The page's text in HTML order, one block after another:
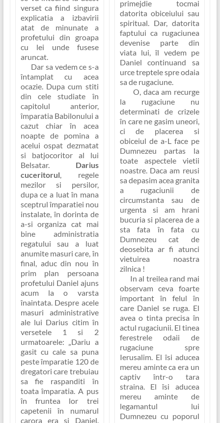
verset ca fiind singura
explicatia a izbavirii
atat de minunate a
profetului din groapa
cu lei unde fusese
aruncat.
Dar sa vedem ce s-a
întamplat cu acea
ocazie. Dupa cum stiti
din cele studiate în
capitolul anterior,
împaratia Babilonului a
cazut chiar în acea
noapte de pomina a
acelui ospat dezmatat
si batjocoritor al lui
Belsatar. Darius
cuceritorul, regele
mezilor si persilor,
dupa ce a luat în mana
sceptrul împaratiei nou
instalate, în dorinta de
a-si organiza cat mai
bine administratia
regatului sau a luat
anumite masuri care, în
final, aduc din nou în
prim plan persoana
profetului Daniel ajuns
acum la o varsta
înaintata. Despre acele
masuri administrative
ale lui Darius citim în
versetele 1 si 2
urmatoarele: „Dariu a
gasit cu cale sa puna
peste împaratie 120 de
dregatori care trebuiau
sa fie raspanditi în
toata împaratia. A pus
în fruntea lor trei
capetenii în numarul
carora era si Daniel.
primejdie tocmai
datorita obiceiului sau
spiritual. Dar, datorita
faptului ca rugaciunea
devenise parte din
viata lui, îl vedem pe
Daniel continuand sa
urce treptele spre odaia
sa de rugaciune.
O, daca am recurge
la rugaciune nu
determinati de crizele
în care ne gasim uneori,
ci de placerea si
obiceiul de a-L face pe
Dumnezeu partas la
toate aspectele vietii
noastre. Daca am reusi
sa depasim acea granita
a rugaciunii de
circumstanta sau de
urgenta si am hrani
bucuria si placerea de a
sta fata în fata cu
Dumnezeu cat de
deosebita ar fi atunci
vietuirea noastra
zilnica !
In al treilea rand mai
observam ceva foarte
important în felul în
care Daniel se ruga. El
avea o tinta precisa în
actul rugaciunii. El tinea
ferestrele odaii de
rugaciune spre
Ierusalim. El îsi aducea
mereu aminte ca era un
captiv într-o tara
straina. El îsi aducea
mereu aminte de
legamantul lui
Dumnezeu cu poporul